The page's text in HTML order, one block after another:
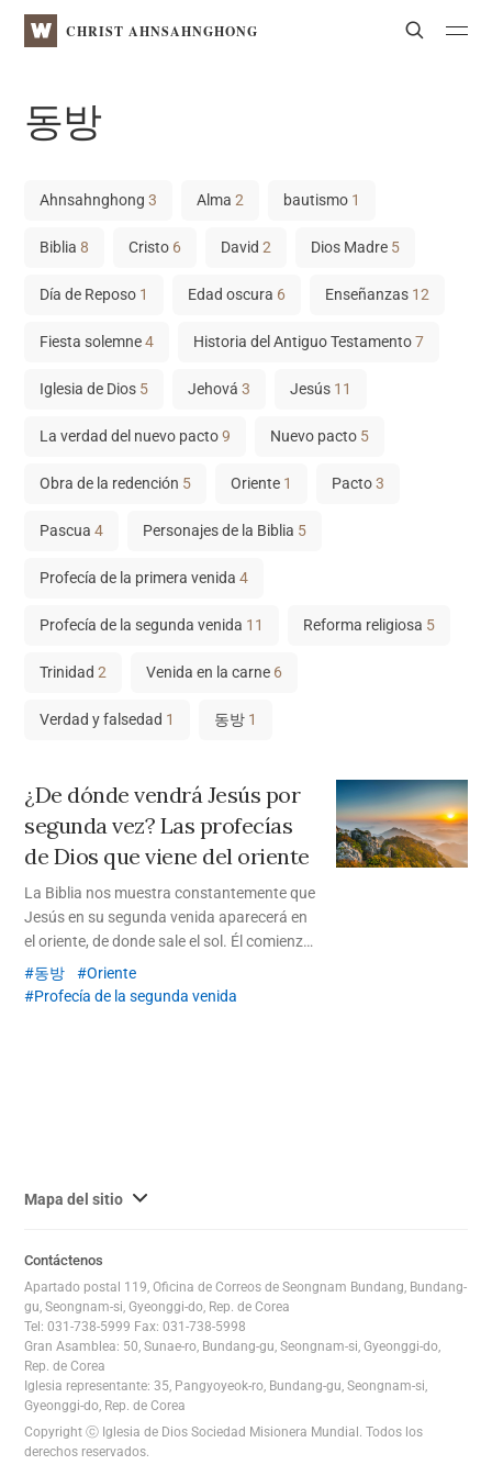
WATVCHRIST AHNSAHNGHONG Search
동방
Ahnsahnghong3 Alma2 bautismo 1
Biblia8 Cristo 6 David2 Dios Madre 5
Día de Reposo 1 Edad oscura 6 Enseñanzas 12
Fiesta solemne4 Historia del Antiguo Testamento7
Iglesia de Dios 5 Jehová3 Jesús 11
La verdad del nuevo pacto9 Nuevo pacto 5
Obra de la redención 5 Oriente 1 Pacto3
Pascua4 Personajes de la Biblia 5
Profecía de la primera venida4
Profecía de la segunda venida 11 Reforma religiosa 5
Trinidad2 Venida en la carne 6
Verdad y falsedad 1 동방 1
¿De dónde vendrá Jesús por
segunda vez? Las profecías
de Dios que viene del oriente
La Biblia nos muestra constantemente que
Jesús en su segunda venida aparecerá en
el oriente, de donde sale el sol. Él comienza
la última obra de la salvación en Corea del
Sur, un país situado en el oriente.
동방
Oriente
Profecía de la segunda venida
Mapa del sitio 사
전
체
보
기
Contáctenos
Apartado postal 119, Oficina de Correos de Seongnam Bundang, Bundang-
gu, Seongnam-si, Gyeonggi-do, Rep. de Corea
Tel: 031-738-5999 Fax: 031-738-5998
Gran Asamblea: 50, Sunae-ro, Bundang-gu, Seongnam-si, Gyeonggi-do,
Rep. de Corea
Iglesia representante: 35, Pangyoyeok-ro, Bundang-gu, Seongnam-si,
Gyeonggi-do, Rep. de Corea
Copyright ⓒ Iglesia de Dios Sociedad Misionera Mundial. Todos los
derechos reservados.